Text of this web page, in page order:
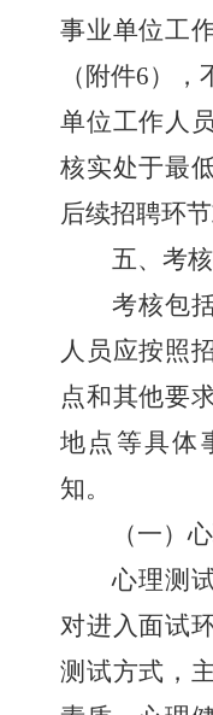
事业单位工
（附件6），
单位工作人
核实处于最
后续招聘环
五、考核
考核包
人员应按照
点和其他要
地点等具体
知。
（一）
心理测
对进入面试
测试方式，